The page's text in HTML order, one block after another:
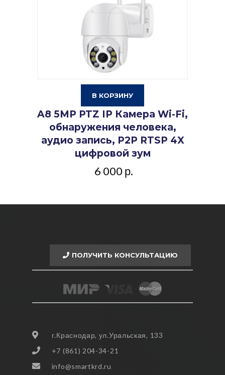
В КОРЗИНУ
A8 5MP PTZ IP Камера Wi-Fi,
обнаружения человека,
аудио запись, P2P RTSP 4X
цифровой зум
6 000 р.
ПОЛУЧИТЬ КОНСУЛЬТАЦИЮ
г.Краснодар, ул.Уральская, 133
+7 (861) 204-34-21
info@smartkrd.ru